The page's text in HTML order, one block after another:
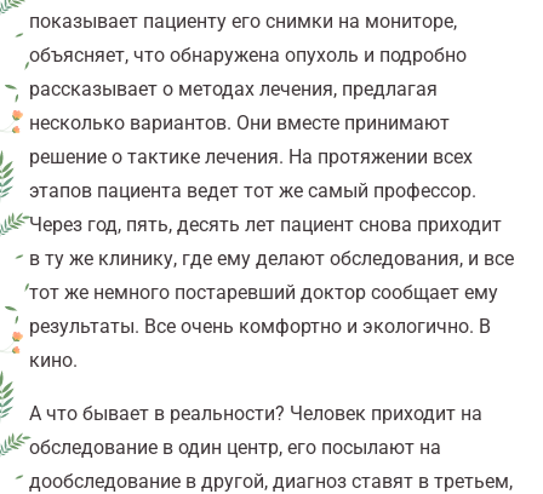
показывает пациенту его снимки на мониторе,
объясняет, что обнаружена опухоль и подробно
рассказывает о методах лечения, предлагая
несколько вариантов. Они вместе принимают
решение о тактике лечения. На протяжении всех
этапов пациента ведет тот же самый профессор.
Через год, пять, десять лет пациент снова приходит
в ту же клинику, где ему делают обследования, и все
тот же немного постаревший доктор сообщает ему
результаты. Все очень комфортно и экологично. В
кино.
А что бывает в реальности? Человек приходит на
обследование в один центр, его посылают на
дообследование в другой, диагноз ставят в третьем,